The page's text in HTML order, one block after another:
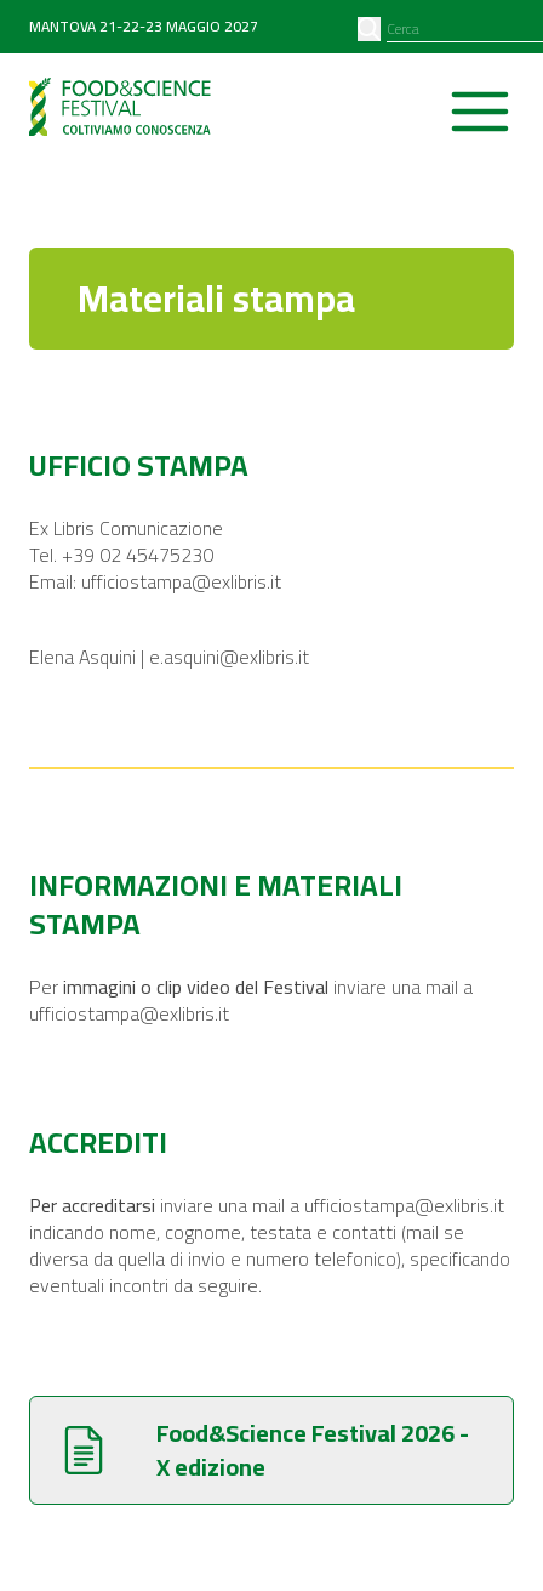
MANTOVA 21-22-23 MAGGIO 2027
Materiali stampa
UFFICIO STAMPA
Ex Libris Comunicazione
Tel. +39 02 45475230
Email: ufficiostampa@exlibris.it
Elena Asquini | e.asquini@exlibris.it
INFORMAZIONI E MATERIALI
STAMPA
Perimmagini o clip video del Festival inviare una mail a
ufficiostampa@exlibris.it
ACCREDITI
Per accreditarsi inviare una mail aufficiostampa@exlibris.it
indicando nome, cognome, testata e contatti (mail se
diversa da quella di invio e numero telefonico), specificando
eventuali incontri da seguire.
Food&Science Festival 2026 -
X edizione
PARTNER
Diventa partner
SEARCH